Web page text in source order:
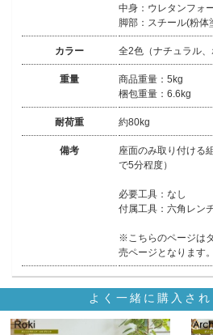
中身：ウレタンフォ
脚部：スチール(粉体
カラー 全2色（ナチュラル、
重量
商品重量：5kg
梱包重量：6.6kg
耐荷重 約80kg
備考
座面のみ取り付ける
で5分程度）
必要工具：なし
付属工具：六角レン
※こちらのページは
売ページとなります。
よく一緒に購入さ